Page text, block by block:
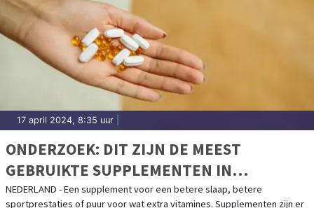
17 april 2024, 8:35 uur
ONDERZOEK: DIT ZIJN DE MEEST
GEBRUIKTE SUPPLEMENTEN IN
NEDERLAND
NEDERLAND - Een supplement voor een betere slaap, betere
sportprestaties of puur voor wat extra vitamines. Supplementen zijn er